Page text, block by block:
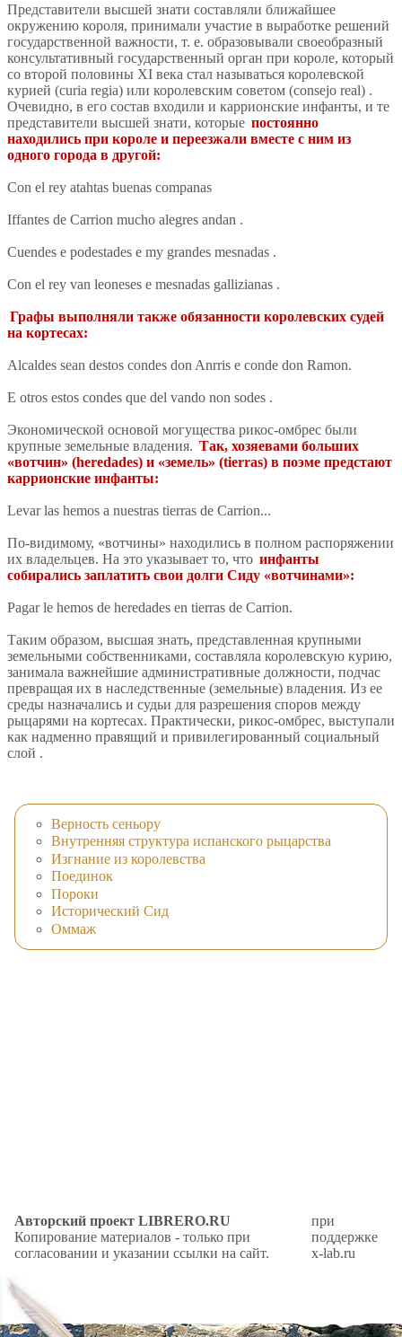
Представители высшей знати составляли ближайшее
окружению короля, принимали участие в выработке решений
государственной важности, т. е. образовывали своеобразный
консультативный государственный орган при короле, который
со второй половины XI века стал называться королевской
курией (curia regia) или королевским советом (consejo real) .
Очевидно, в его состав входили и каррионские инфанты, и те
представители высшей знати, которые постоянно
находились при короле и переезжали вместе с ним из
одного города в другой:
Con el rey atahtas buenas companas
Iffantes de Carrion mucho alegres andan .
Cuendes e podestades e my grandes mesnadas .
Con el rey van leoneses e mesnadas gallizianas .
Графы выполняли также обязанности королевских судей
на кортесах:
Alcaldes sean destos condes don Anrris e conde don Ramon.
E otros estos condes que del vando non sodes .
Экономической основой могущества рикос-омбрес были
крупные земельные владения. Так, хозяевами больших
«вотчин» (heredades) и «земель» (tierras) в поэме предстают
каррионские инфанты:
Levar las hemos a nuestras tierras de Carrion...
По-видимому, «вотчины» находились в полном распоряжении
их владельцев. На это указывает то, что инфанты
собирались заплатить свои долги Сиду «вотчинами»:
Pagar le hemos de heredades en tierras de Carrion.
Таким образом, высшая знать, представленная крупными
земельными собственниками, составляла королевскую курию,
занимала важнейшие административные должности, подчас
превращая их в наследственные (земельные) владения. Из ее
среды назначались и судьи для разрешения споров между
рыцарями на кортесах. Практически, рикос-омбрес, выступали
как надменно правящий и привилегированный социальный
слой .
Верность сеньору
Внутренняя структура испанского рыцарства
Изгнание из королевства
Поединок
Пороки
Исторический Сид
Оммаж
Авторский проект LIBRERO.RU
Копирование материалов - только при
согласовании и указании ссылки на сайт.
при
поддержке
x-lab.ru